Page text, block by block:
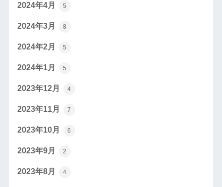
2024年4月 5
2024年3月 8
2024年2月 5
2024年1月 5
2023年12月 4
2023年11月 7
2023年10月 6
2023年9月 2
2023年8月 4